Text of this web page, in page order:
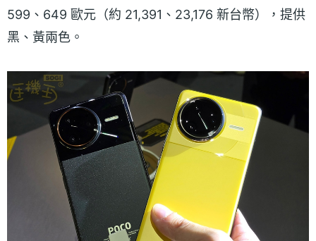
599、649 歐元（約 21,391、23,176 新台幣），提供
黑、黃兩色。